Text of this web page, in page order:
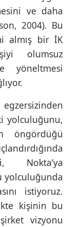
ve daha
2004). Bu
almış bir İK
olumsuz
yöneltmesi
yolculuğunu,
öngördüğü
Nokta’ya
yolculuğunda
istiyoruz.
kişinin bu
vizyonu